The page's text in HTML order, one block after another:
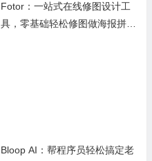
Fotor：一站式在线修图设计工
具，零基础轻松修图做海报拼图
Bloop AI：帮程序员轻松搞定老